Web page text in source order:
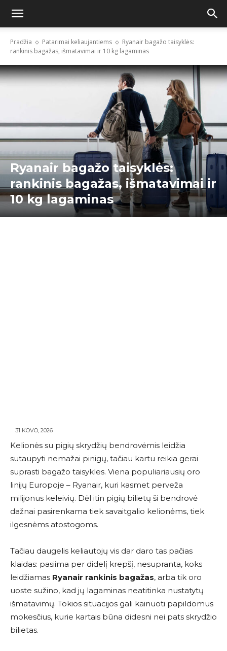
Pradžia Patarimai keliaujantiems
Ryanair bagažo taisyklės:
rankinis bagažas, išmatavimai ir 10 kg lagaminas
Ryanair bagažo taisyklės:
rankinis bagažas, išmatavimai ir
10 kg lagaminas
31 KOVO, 2026
Kelionės su pigių skrydžių bendrovėmis leidžia
sutaupyti nemažai pinigų, tačiau kartu reikia gerai
suprasti bagažo taisykles. Viena populiariausių oro
linijų Europoje – Ryanair, kuri kasmet perveža
milijonus keleivių. Dėl itin pigių bilietų ši bendrovė
dažnai pasirenkama tiek savaitgalio kelionėms, tiek
ilgesnėms atostogoms.
Tačiau daugelis keliautojų vis dar daro tas pačias
klaidas: pasiima per didelį krepšį, nesupranta, koks
leidžiamas Ryanair rankinis bagažas, arba tik oro
uoste sužino, kad jų lagaminas neatitinka nustatytų
išmatavimų. Tokios situacijos gali kainuoti papildomus
mokesčius, kurie kartais būna didesni nei pats skrydžio
bilietas.